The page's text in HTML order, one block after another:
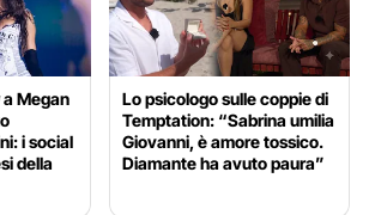
a Megan
i social
della
Lo psicologo sulle coppie di
Temptation: “Sabrina umilia
Giovanni, è amore tossico.
Diamante ha avuto paura”